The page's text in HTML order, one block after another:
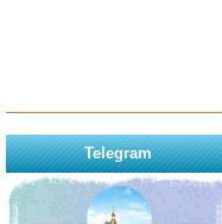
Telegram